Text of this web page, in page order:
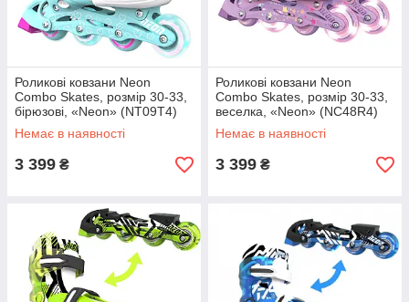
Роликові ковзани Neon
Combo Skates, розмір 30-33,
бірюзові, «Neon» (NT09T4)
Немає в наявності
3 399 ₴
Роликові ковзани Neon
Combo Skates, розмір 30-33,
веселка, «Neon» (NC48R4)
Немає в наявності
3 399 ₴